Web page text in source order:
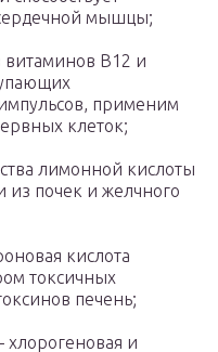
мышцы;
витаминов В12 и
применим
клеток;
лимонной кислоты
из почек и желчного
кислота
токсичных
печень;
и